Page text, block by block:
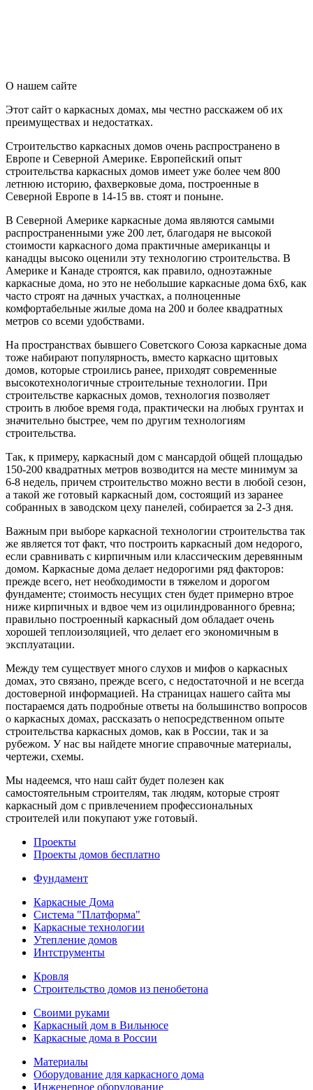
О нашем сайте
Этот сайт о каркасных домах, мы честно расскажем об их
преимуществах и недостатках.
Строительство каркасных домов очень распространено в
Европе и Северной Америке. Европейский опыт
строительства каркасных домов имеет уже более чем 800
летнюю историю, фахверковые дома, построенные в
Северной Европе в 14-15 вв. стоят и поныне.
В Северной Америке каркасные дома являются самыми
распространенными уже 200 лет, благодаря не высокой
стоимости каркасного дома практичные американцы и
канадцы высоко оценили эту технологию строительства. В
Америке и Канаде строятся, как правило, одноэтажные
каркасные дома, но это не небольшие каркасные дома 6х6, как
часто строят на дачных участках, а полноценные
комфортабельные жилые дома на 200 и более квадратных
метров со всеми удобствами.
На пространствах бывшего Советского Союза каркасные дома
тоже набирают популярность, вместо каркасно щитовых
домов, которые строились ранее, приходят современные
высокотехнологичные строительные технологии. При
строительстве каркасных домов, технология позволяет
строить в любое время года, практически на любых грунтах и
значительно быстрее, чем по другим технологиям
строительства.
Так, к примеру, каркасный дом с мансардой общей площадью
150-200 квадратных метров возводится на месте минимум за
6-8 недель, причем строительство можно вести в любой сезон,
а такой же готовый каркасный дом, состоящий из заранее
собранных в заводском цеху панелей, собирается за 2-3 дня.
Важным при выборе каркасной технологии строительства так
же является тот факт, что построить каркасный дом недорого,
если сравнивать с кирпичным или классическим деревянным
домом. Каркасные дома делает недорогими ряд факторов:
прежде всего, нет необходимости в тяжелом и дорогом
фундаменте; стоимость несущих стен будет примерно втрое
ниже кирпичных и вдвое чем из оцилиндрованного бревна;
правильно построенный каркасный дом обладает очень
хорошей теплоизоляцией, что делает его экономичным в
эксплуатации.
Между тем существует много слухов и мифов о каркасных
домах, это связано, прежде всего, с недостаточной и не всегда
достоверной информацией. На страницах нашего сайта мы
постараемся дать подробные ответы на большинство вопросов
о каркасных домах, рассказать о непосредственном опыте
строительства каркасных домов, как в России, так и за
рубежом. У нас вы найдете многие справочные материалы,
чертежи, схемы.
Мы надеемся, что наш сайт будет полезен как
самостоятельным строителям, так людям, которые строят
каркасный дом с привлечением профессиональных
строителей или покупают уже готовый.
Проекты
Проекты домов бесплатно
Фундамент
Каркасные Дома
Система "Платформа"
Каркасные технологии
Утепление домов
Интструменты
Кровля
Строительство домов из пенобетона
Своими руками
Каркасный дом в Вильнюсе
Каркасные дома в России
Материалы
Оборудование для каркасного дома
Инженерное оборудование